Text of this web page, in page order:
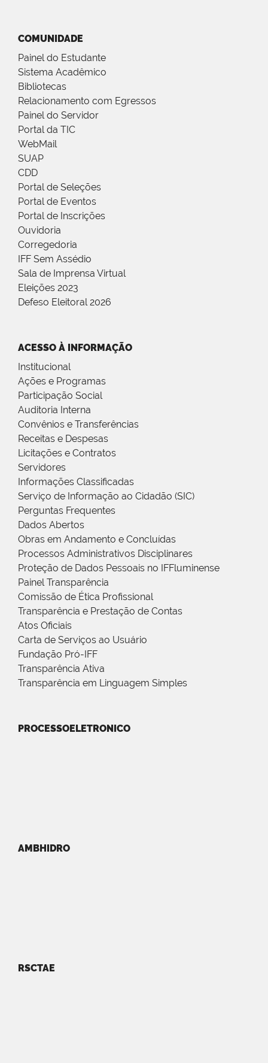
COMUNIDADE
Painel do Estudante
Sistema Acadêmico
Bibliotecas
Relacionamento com Egressos
Painel do Servidor
Portal da TIC
WebMail
SUAP
CDD
Portal de Seleções
Portal de Eventos
Portal de Inscrições
Ouvidoria
Corregedoria
IFF Sem Assédio
Sala de Imprensa Virtual
Eleições 2023
Defeso Eleitoral 2026
ACESSO À INFORMAÇÃO
Institucional
Ações e Programas
Participação Social
Auditoria Interna
Convênios e Transferências
Receitas e Despesas
Licitações e Contratos
Servidores
Informações Classificadas
Serviço de Informação ao Cidadão (SIC)
Perguntas Frequentes
Dados Abertos
Obras em Andamento e Concluídas
Processos Administrativos Disciplinares
Proteção de Dados Pessoais no IFFluminense
Painel Transparência
Comissão de Ética Profissional
Transparência e Prestação de Contas
Atos Oficiais
Carta de Serviços ao Usuário
Fundação Pró-IFF
Transparência Ativa
Transparência em Linguagem Simples
PROCESSOELETRONICO
AMBHIDRO
RSCTAE